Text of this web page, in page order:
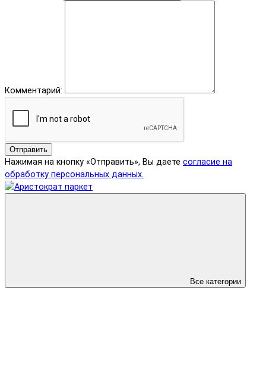
Комментарий:
Отправить
Нажимая на кнопку «Отправить», Вы даете согласие на
обработку персональных данных.
Все категории